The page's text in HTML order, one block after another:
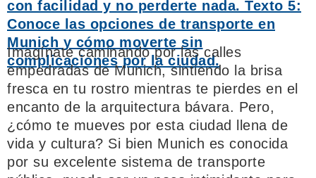
Imagínate caminando por las calles
empedradas de Munich, sintiendo la brisa
fresca en tu rostro mientras te pierdes en el
encanto de la arquitectura bávara. Pero,
¿cómo te mueves por esta ciudad llena de
vida y cultura? Si bien Munich es conocida
por su excelente sistema de transporte